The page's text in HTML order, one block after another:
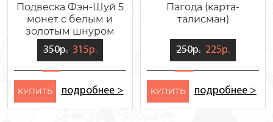
Подвеска Фэн-Шуй 5
монет с белым и
золотым шнуром
350р. 315р.
KУПИТЬ подробнее >
Пагода (карта-
талисман)
250р. 225р.
KУПИТЬ подробнее >